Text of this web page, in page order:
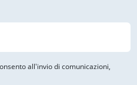
all'invio di comunicazioni,